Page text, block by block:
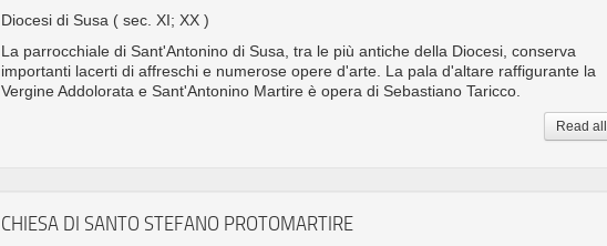
Diocesi di Susa ( sec. XI; XX )
La parrocchiale di Sant'Antonino di Susa, tra le più antiche della Diocesi, conserva
importanti lacerti di affreschi e numerose opere d'arte. La pala d'altare raffigurante la
Vergine Addolorata e Sant'Antonino Martire è opera di Sebastiano Taricco.
Read all
CHIESA DI SANTO STEFANO PROTOMARTIRE